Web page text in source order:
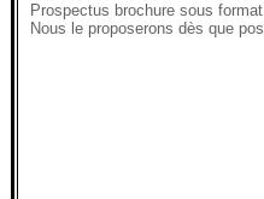
Prospectus brochure sous
Nous le proposerons dès que